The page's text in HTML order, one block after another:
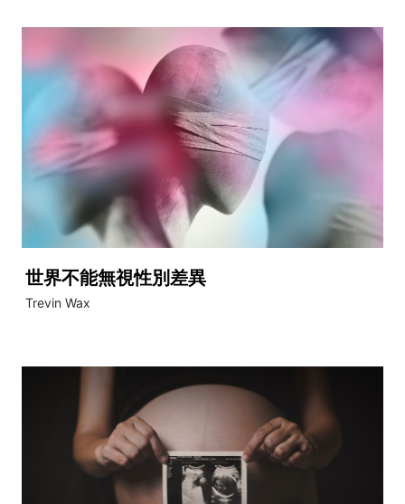
世界不能無視性別差異
Trevin Wax